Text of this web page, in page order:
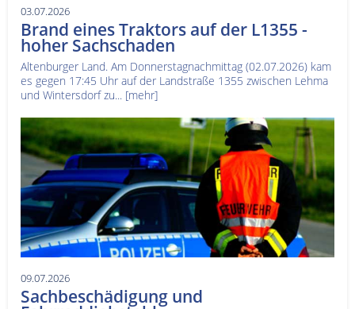
03.07.2026
Brand eines Traktors auf der L1355 -
hoher Sachschaden
Altenburger Land. Am Donnerstagnachmittag (02.07.2026) kam
es gegen 17:45 Uhr auf der Landstraße 1355 zwischen Lehma
und Wintersdorf zu... [mehr]
09.07.2026
Sachbeschädigung und